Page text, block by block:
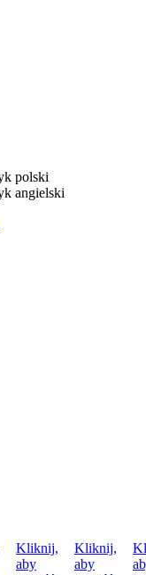
Kliknij,
aby
Kliknij,
aby